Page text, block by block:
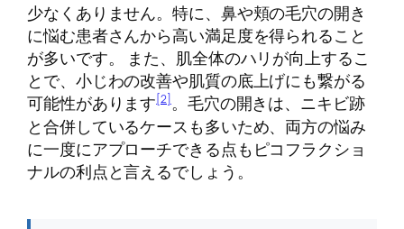
少なくありません。特に、鼻や頬の毛穴の開き
に悩む患者さんから高い満足度を得られること
が多いです。 また、肌全体のハリが向上するこ
とで、小じわの改善や肌質の底上げにも繋がる
可能性があります [2] 。毛穴の開きは、ニキビ跡
と合併しているケースも多いため、両方の悩み
に一度にアプローチできる点もピコフラクショ
ナルの利点と言えるでしょう。